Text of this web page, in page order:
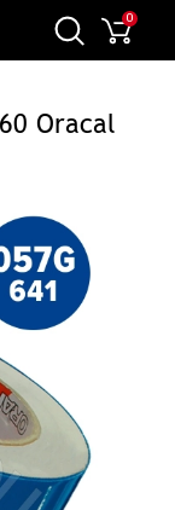
0
Oracal